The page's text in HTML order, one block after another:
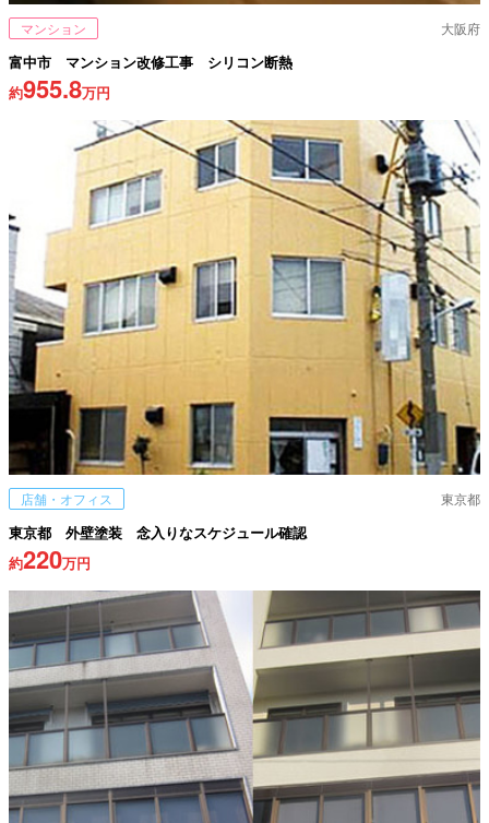
マンション 大阪府
富中市 マンション改修工事 シリコン断熱
約955.8万円
店舗・オフィス 東京都
東京都 外壁塗装 念入りなスケジュール確認
約220万円